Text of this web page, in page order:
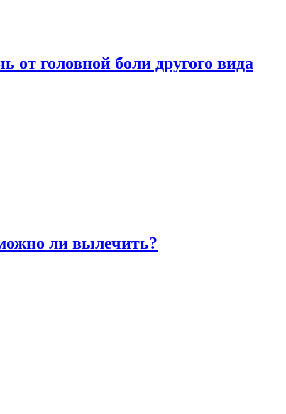
от головной боли другого вида
ли вылечить?